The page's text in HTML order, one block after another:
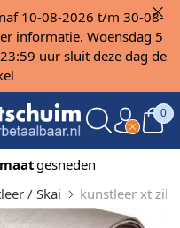
10-08-2026 t/m 30-08-
informatie. Woensdag 5
uur sluit deze dag de
0
gesneden
/ Skai kunstleer xt